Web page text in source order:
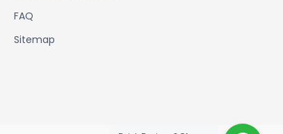
FAQ
Sitemap